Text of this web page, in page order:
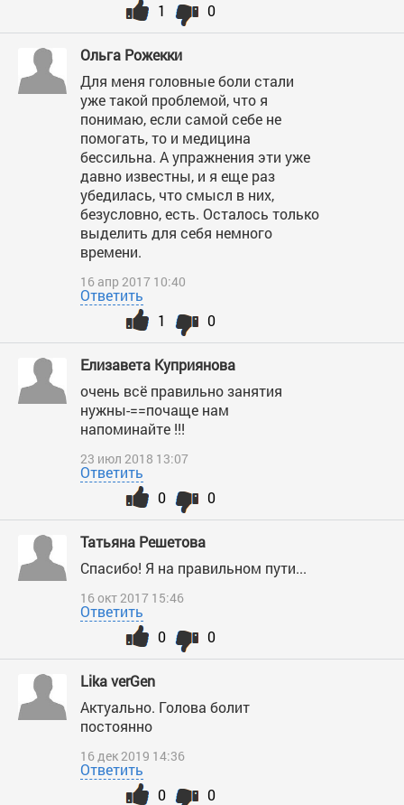
0
1
Ольга Рожекки
Для меня головные боли стали
уже такой проблемой, что я
понимаю, если самой себе не
помогать, то и медицина
бессильна. А упражнения эти уже
давно известны, и я еще раз
убедилась, что смысл в них,
безусловно, есть. Осталось только
выделить для себя немного
времени.
16 апр 2017 10:40
Ответить
0
1
Елизавета Куприянова
очень всё правильно занятия
нужны-==почаще нам
напоминайте !!!
23 июл 2018 13:07
Ответить
0
0
Татьяна Решетова
Спасибо! Я на правильном пути...
16 окт 2017 15:46
Ответить
0
0
Lika verGen
Актуально. Голова болит
постоянно
16 дек 2019 14:36
Ответить
0
0